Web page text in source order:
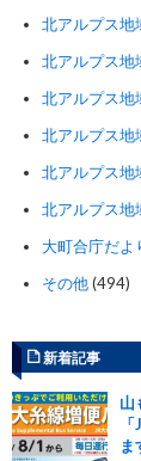
北アルプス地
北アルプス地
北アルプス地
北アルプス地
北アルプス地
北アルプス地
大町合庁だよ
その他(494)
新着記事
山
ま